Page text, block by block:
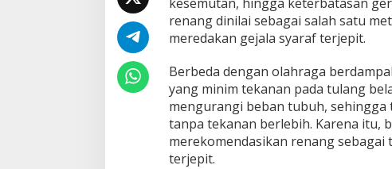
T
e
r
p
t
,
n
renang dinilai sebagai salah satu
meredakan gejala syaraf terjepit.
Berbeda dengan olahraga
yang minim tekanan pada tulang
mengurangi beban tubuh,
tanpa tekanan berlebih. Karena itu,
merekomendasikan renang
terjepit.